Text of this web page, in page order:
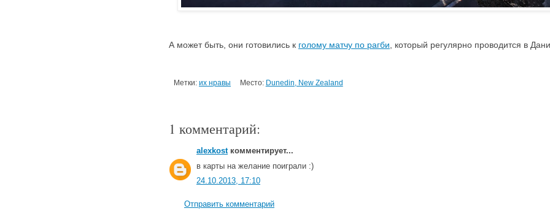
А может быть, они готовились к голому матчу по рагби , который регулярно проводится в
Метки: их нравы Место: Dunedin, New Zealand
1 комментарий:
alexkostкомментирует...
в карты на желание поиграли :)
24.10.2013, 17:10
Отправить комментарий